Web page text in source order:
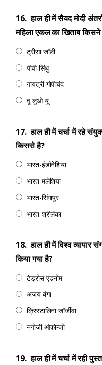
16. हाल ही में सैयद मोदी
महिला एकल का खिताब किसने
ट्रीसा जॉली
पीवी सिंधु
गायत्री गोपीचंद
वू लुओ यू
17. हाल ही में चर्चा में रहे
किससे है?
भारत-इंडोनेशिया
भारत-मलेशिया
भारत-सिंगापुर
भारत-श्रीलंका
18. हाल ही में विश्व
किया गया है?
टेड्रोस एडनोम
अजय बंगा
क्रिस्टालिना जॉर्जीवा
नगोजी ओकोन्जो
19. हाल ही में चर्चा में रही